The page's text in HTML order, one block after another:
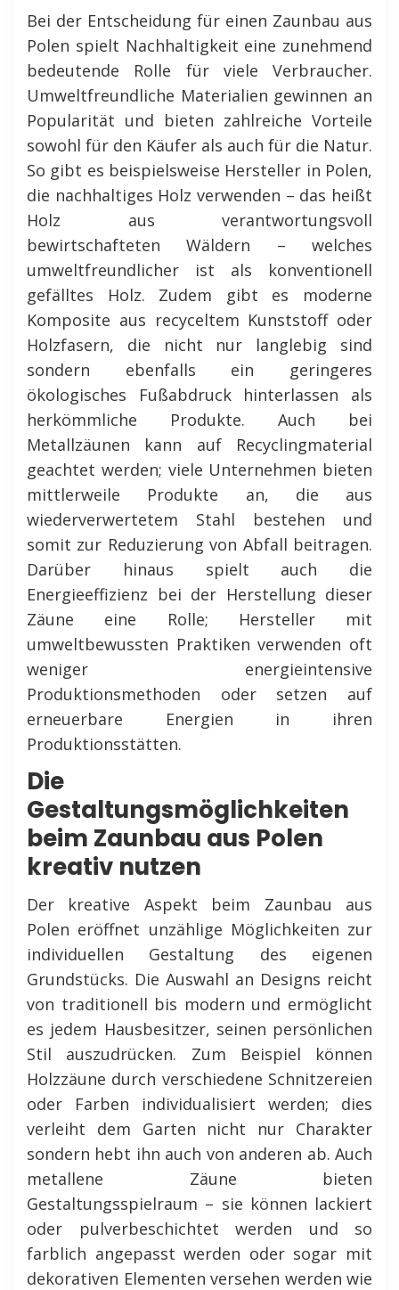
Bei der Entscheidung für einen Zaunbau aus
Polen spielt Nachhaltigkeit eine zunehmend
bedeutende Rolle für viele Verbraucher.
Umweltfreundliche Materialien gewinnen an
Popularität und bieten zahlreiche Vorteile
sowohl für den Käufer als auch für die Natur.
So gibt es beispielsweise Hersteller in Polen,
die nachhaltiges Holz verwenden – das heißt
Holz aus verantwortungsvoll
bewirtschafteten Wäldern – welches
umweltfreundlicher ist als konventionell
gefälltes Holz. Zudem gibt es moderne
Komposite aus recyceltem Kunststoff oder
Holzfasern, die nicht nur langlebig sind
sondern ebenfalls ein geringeres
ökologisches Fußabdruck hinterlassen als
herkömmliche Produkte. Auch bei
Metallzäunen kann auf Recyclingmaterial
geachtet werden; viele Unternehmen bieten
mittlerweile Produkte an, die aus
wiederverwertetem Stahl bestehen und
somit zur Reduzierung von Abfall beitragen.
Darüber hinaus spielt auch die
Energieeffizienz bei der Herstellung dieser
Zäune eine Rolle; Hersteller mit
umweltbewussten Praktiken verwenden oft
weniger energieintensive
Produktionsmethoden oder setzen auf
erneuerbare Energien in ihren
Produktionsstätten.
Die
Gestaltungsmöglichkeiten
beim Zaunbau aus Polen
kreativ nutzen
Der kreative Aspekt beim Zaunbau aus
Polen eröffnet unzählige Möglichkeiten zur
individuellen Gestaltung des eigenen
Grundstücks. Die Auswahl an Designs reicht
von traditionell bis modern und ermöglicht
es jedem Hausbesitzer, seinen persönlichen
Stil auszudrücken. Zum Beispiel können
Holzzäune durch verschiedene Schnitzereien
oder Farben individualisiert werden; dies
verleiht dem Garten nicht nur Charakter
sondern hebt ihn auch von anderen ab. Auch
metallene Zäune bieten
Gestaltungsspielraum – sie können lackiert
oder pulverbeschichtet werden und so
farblich angepasst werden oder sogar mit
dekorativen Elementen versehen werden wie